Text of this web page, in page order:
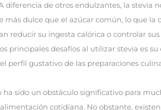
diferencia de otros endulzantes, la stevia
más dulce que el azúcar común, lo que la
reducir su ingesta calórica o controlar
principales desafíos al utilizar stevia es
perfil gustativo de las preparaciones
ha sido un obstáculo significativo para
cotidiana. No obstante,